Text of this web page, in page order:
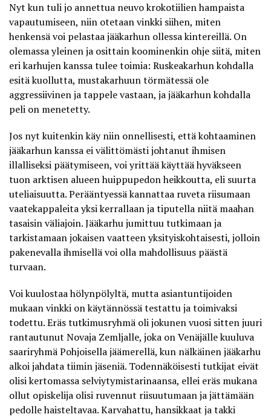
Nyt kun tuli jo annettua neuvo krokotiilien hampaista
vapautumiseen, niin otetaan vinkki siihen, miten
henkensä voi pelastaa jääkarhun ollessa kintereillä. On
olemassa yleinen ja osittain koominenkin ohje siitä, miten
eri karhujen kanssa tulee toimia: Ruskeakarhun kohdalla
esitä kuollutta, mustakarhuun törmätessä ole
aggressiivinen ja tappele vastaan, ja jääkarhun kohdalla
peli on menetetty.
Jos nyt kuitenkin käy niin onnellisesti, että kohtaaminen
jääkarhun kanssa ei välittömästi johtanut ihmisen
illalliseksi päätymiseen, voi yrittää käyttää hyväkseen
tuon arktisen alueen huippupedon heikkoutta, eli suurta
uteliaisuutta. Perääntyessä kannattaa ruveta riisumaan
vaatekappaleita yksi kerrallaan ja tiputella niitä maahan
tasaisin väliajoin. Jääkarhu jumittuu tutkimaan ja
tarkistamaan jokaisen vaatteen yksityiskohtaisesti, jolloin
pakenevalla ihmisellä voi olla mahdollisuus päästä
turvaan.
Voi kuulostaa hölynpölyltä, mutta asiantuntijoiden
mukaan vinkki onkäytännössä testattu ja toimivaksi
todettu. Eräs tutkimusryhmä oli jokunen vuosi sitten juuri
rantautunut Novaja Zemljalle, joka on Venäjälle kuuluva
saariryhmä Pohjoisella jäämerellä, kun nälkäinen jääkarhu
alkoi jahdata tiimin jäseniä. Todennäköisesti tutkijat eivät
olisi kertomassa selviytymistarinaansa, ellei eräs mukana
ollut opiskelija olisi ruvennut riisuutumaanja jättämään
pedolle haisteltavaa. Karvahattu, hansikkaat ja takki